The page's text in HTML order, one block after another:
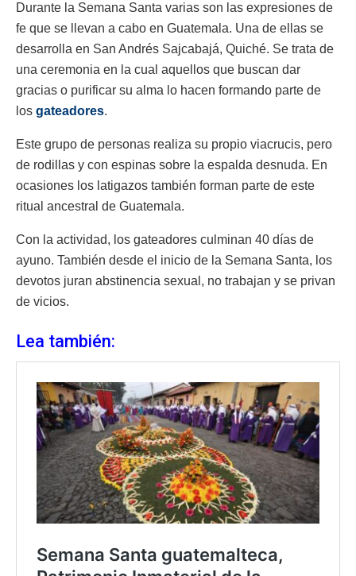
Durante la Semana Santa varias son las expresiones de
fe que se llevan a cabo en Guatemala. Una de ellas se
desarrolla en San Andrés Sajcabajá, Quiché. Se trata de
una ceremonia en la cual aquellos que buscan dar
gracias o purificar su alma lo hacen formando parte de
los gateadores.
Este grupo de personas realiza su propio viacrucis, pero
de rodillas y con espinas sobre la espalda desnuda. En
ocasiones los latigazos también forman parte de este
ritual ancestral de Guatemala.
Con la actividad, los gateadores culminan 40 días de
ayuno. También desde el inicio de la Semana Santa, los
devotos juran abstinencia sexual, no trabajan y se privan
de vicios.
Lea también: